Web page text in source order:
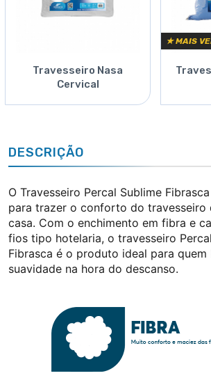
Travesseiro Nasa
Cervical
★ MAIS
DESCRIÇÃO
O Travesseiro Percal Sublime
para trazer o conforto do travesseiro
casa. Com o enchimento em fibra e
fios tipo hotelaria, o travesseiro
Fibrasca é o produto ideal para quem
suavidade na hora do descanso.